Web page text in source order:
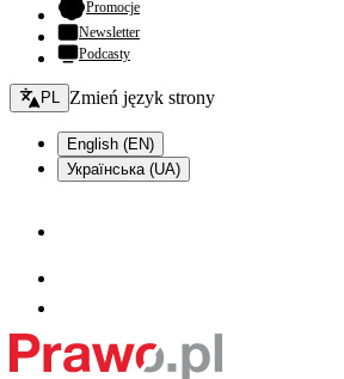
Promocje- otwiera się w nowej karcie
Newsletter
Podcasty
Zmień język - bieżący:
PL Zmień język strony
English (EN)
Українська (UA)